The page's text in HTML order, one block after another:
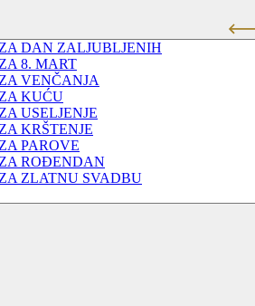
DAN ZALJUBLJENIH
8. MART
VENČANJA
KUĆU
USELJENJE
KRŠTENJE
PAROVE
ROĐENDAN
ZLATNU SVADBU